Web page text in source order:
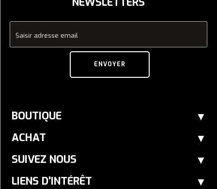
Saisir adresse email
ENVOYER
BOUTIQUE
ACHAT
SUIVEZ NOUS
LIENS D'INTÉRÊT